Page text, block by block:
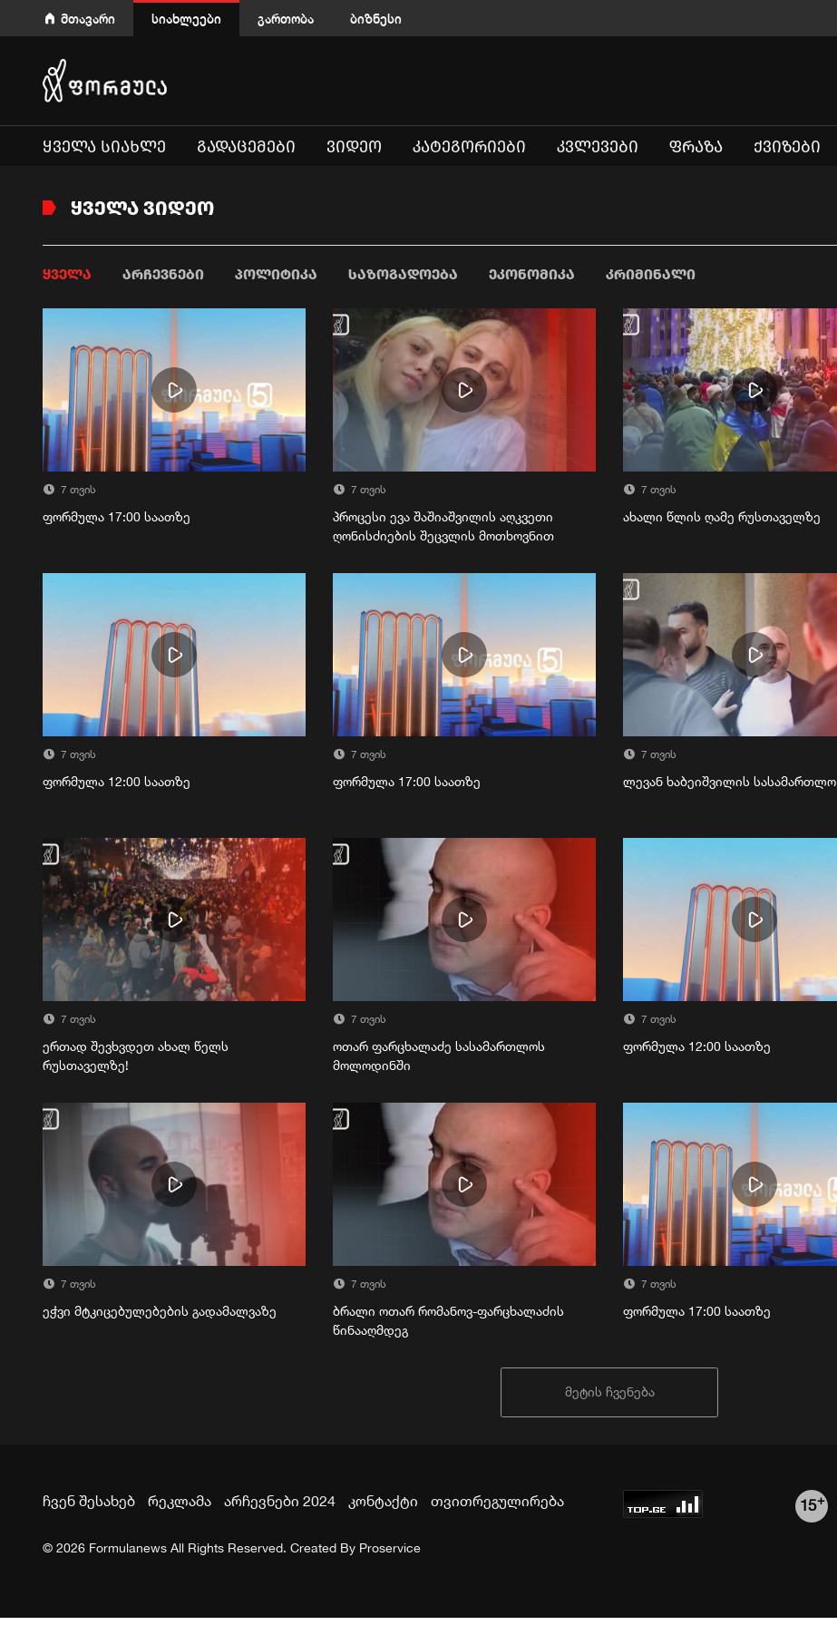
მთავარი სიახლეები გართობა ბიზნესი
ᲧᲕᲔᲚᲐ ᲡᲘᲐᲮᲚᲔ ᲒᲐᲓᲐᲪᲔᲛᲔᲑᲘ ᲕᲘᲓᲔᲝ ᲙᲐᲢᲔᲒᲝᲠᲘᲔᲑᲘ ᲙᲕᲚᲔᲕᲔᲑᲘ ᲤᲠᲐᲖᲐ ᲥᲕᲘᲖᲔᲑᲘ
ᲧᲕᲔᲚᲐ ᲕᲘᲓᲔᲝ
ᲧᲕᲔᲚᲐ ᲐᲠᲩᲔᲕᲜᲔᲑᲘ ᲞᲝᲚᲘᲢᲘᲙᲐ ᲡᲐᲖᲝᲒᲐᲓᲝᲔᲑᲐ ᲔᲙᲝᲜᲝᲛᲘᲙᲐ ᲙᲠᲘᲛᲘᲜᲐᲚᲘ
7 თვის
ფორმულა 17:00 საათზე
7 თვის
პროცესი ევა შაშიაშვილის აღკვეთი
ღონისძიების შეცვლის მოთხოვნით
7 თვის
ახალი წლის ღამე რუსთაველზე
7 თვის
ფორმულა 12:00 საათზე
7 თვის
ფორმულა 17:00 საათზე
7 თვის
ლევან ხაბეიშვილის სასამართლო
7 თვის
ერთად შევხვდეთ ახალ წელს
რუსთაველზე!
7 თვის
ოთარ ფარცხალაძე სასამართლოს
მოლოდინში
7 თვის
ფორმულა 12:00 საათზე
7 თვის
ეჭვი მტკიცებულებების გადამალვაზე
7 თვის
ბრალი ოთარ რომანოვ-ფარცხალაძის
წინააღმდეგ
7 თვის
ფორმულა 17:00 საათზე
მეტის ჩვენება
ჩვენ შესახებ რეკლამა არჩევნები 2024 კონტაქტი თვითრეგულირება 15+
© 2026 Formulanews All Rights Reserved. Created By Proservice